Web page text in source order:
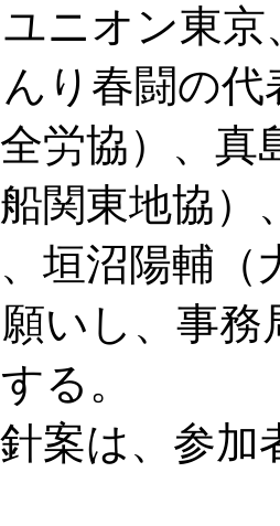
ユニオン東
り春闘の
労協）、真
関東地協）
垣沼陽輔
いし、事
る。
案は、参加